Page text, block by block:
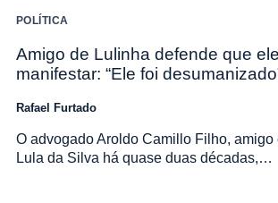
POLÍTICA
Amigo de Lulinha defende que
manifestar: “Ele foi
Rafael Furtado
O advogado Aroldo Camillo Filho,
Lula da Silva há quase duas décadas,…